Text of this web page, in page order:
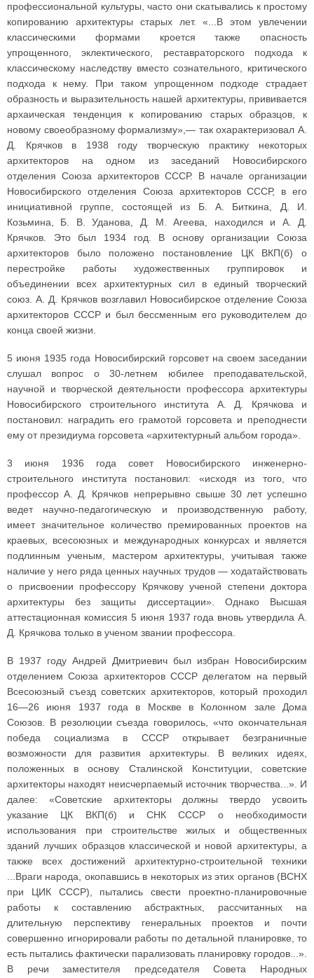
профессиональной культуры, часто они скатывались к простому
копированию архитектуры старых лет. «...В этом увлечении
классическими формами кроется также опасность
упрощенного, эклектического, реставраторского подхода к
классическому наследству вместо сознательного, критического
подхода к нему. При таком упрощенном подходе страдает
образность и выразительность нашей архитектуры, прививается
архаическая тенденция к копированию старых образцов, к
новому своеобразному формализму»,— так охарактеризовал А.
Д. Крячков в 1938 году творческую практику некоторых
архитекторов на одном из заседаний Новосибирского
отделения Союза архитекторов СССР. В начале организации
Новосибирского отделения Союза архитекторов СССР, в его
инициативной группе, состоящей из Б. А. Биткина, Д. И.
Козьмина, Б. В. Уданова, Д. М. Агеева, находился и А. Д.
Крячков. Это был 1934 год. В основу организации Союза
архитекторов было положено постановление ЦК ВКП(б) о
перестройке работы художественных группировок и
объединении всех архитектурных сил в единый творческий
союз. А. Д. Крячков возглавил Новосибирское отделение Союза
архитекторов СССР и был бессменным его руководителем до
конца своей жизни.
5 июня 1935 года Новосибирский горсовет на своем заседании
слушал вопрос о 30-летнем юбилее преподавательской,
научной и творческой деятельности профессора архитектуры
Новосибирского строительного института А. Д. Крячкова и
постановил: наградить его грамотой горсовета и преподнести
ему от президиума горсовета «архитектурный альбом города».
3 июня 1936 года совет Новосибирского инженерно-
строительного института постановил: «исходя из того, что
профессор А. Д. Крячков непрерывно свыше 30 лет успешно
ведет научно-педагогическую и производственную работу,
имеет значительное количество премированных проектов на
краевых, всесоюзных и международных конкурсах и является
подлинным ученым, мастером архитектуры, учитывая также
наличие у него ряда ценных научных трудов — ходатайствовать
о присвоении профессору Крячкову ученой степени доктора
архитектуры без защиты диссертации». Однако Высшая
аттестационная комиссия 5 июня 1937 года вновь утвердила А.
Д. Крячкова только в ученом звании профессора.
В 1937 году Андрей Дмитриевич был избран Новосибирским
отделением Союза архитекторов СССР делегатом на первый
Всесоюзный съезд советских архитекторов, который проходил
16—26 июня 1937 года в Москве в Колонном зале Дома
Союзов. В резолюции съезда говорилось, «что окончательная
победа социализма в СССР открывает безграничные
возможности для развития архитектуры. В великих идеях,
положенных в основу Сталинской Конституции, советские
архитекторы находят неисчерпаемый источник творчества...». И
далее: «Советские архитекторы должны твердо усвоить
указание ЦК ВКП(б) и СНК СССР о необходимости
использования при строительстве жилых и общественных
зданий лучших образцов классической и новой архитектуры, а
также всех достижений архитектурно-строительной техники
...Враги народа, окопавшись в некоторых из этих органов (ВСНХ
при ЦИК СССР), пытались свести проектно-планировочные
работы к составлению абстрактных, рассчитанных на
длительную перспективу генеральных проектов и почти
совершенно игнорировали работы по детальной планировке, то
есть пытались фактически парализовать планировку городов...».
В речи заместителя председателя Совета Народных